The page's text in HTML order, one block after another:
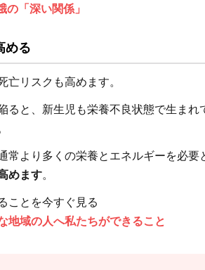
の「深い関係」
める
亡リスクも高めます。
ると、新生児も栄養不良状態で生まれ
常より多くの栄養とエネルギーを必要
めます。
ことを今すぐ見る
地域の人へ私たちができること